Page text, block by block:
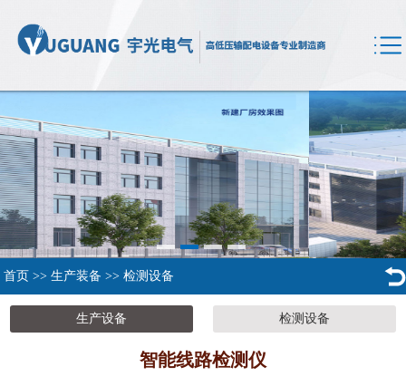
首页 >> 生产装备 >> 检测设备
生产设备 检测设备
智能线路检测仪